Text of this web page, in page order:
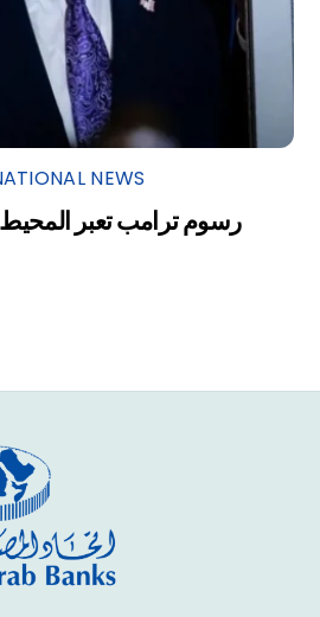
NEWS
رسوم ترامب تعبر